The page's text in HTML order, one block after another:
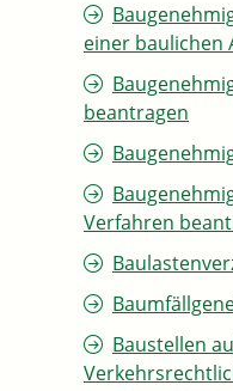
einer baulichen
beantragen
Verfahren
Baustellen